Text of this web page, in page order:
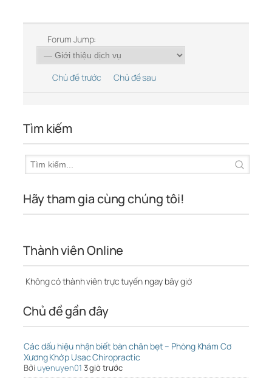
Forum Jump:
Chủ đề trước Chủ đề sau
Tìm kiếm
Hãy tham gia cùng chúng tôi!
Thành viên Online
Không có thành viên trực tuyến ngay bây giờ
Chủ đề gần đây
Các dấu hiệu nhận biết bàn chân bẹt – Phòng Khám Cơ
Xương Khớp Usac Chiropractic
Bởi uyenuyen01 3 giờ trước